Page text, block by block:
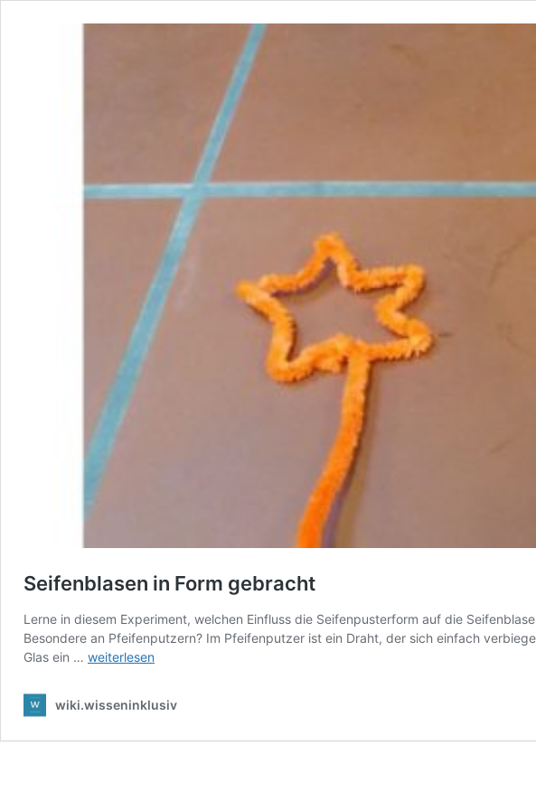
Seifenblasen in Form gebracht
Lerne in diesem Experiment, welchen Einfluss die Seifenpusterform auf die
Besondere an Pfeifenputzern? Im Pfeifenputzer ist ein Draht, der sich einfach
Glas ein … Seifenblasen
gebracht
weiterlesen
wiki.wisseninklusiv